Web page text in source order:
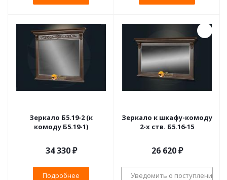
Зеркало Б5.19-2 (к
комоду Б5.19-1)
34 330 ₽
Подробнее
Зеркало к шкафу-комоду
2-х ств. Б5.16-15
26 620₽
Уведомить о поступлении